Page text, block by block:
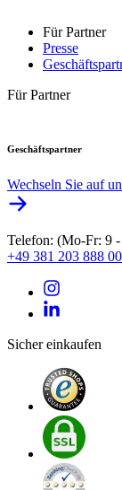
Für Partner
Presse
Für Partner
Geschäftspartner
Wechseln Sie auf
Telefon: (Mo-Fr: 9
+49 381 203 888 00
Sicher einkaufen